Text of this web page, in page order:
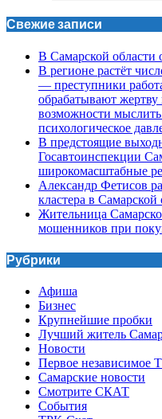
Свежие записи
В Самарской
В регионе растёт
— преступники
обрабатывают
возможности
психологическое
В предстоящие
Госавтоинспекции
широкомасштабные
Александр Фетисов
кластера в Самарской
Жительница
мошенников при
Рубрики
Афиша
Бизнес
Крупнейшие пробки
Лучший житель
Новости
Первое независимое
Самарские новости
Смотрите СКАТ
События